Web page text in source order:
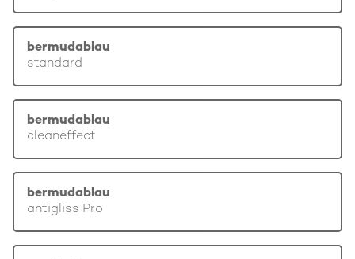
bermudablau
standard
bermudablau
cleaneffect
bermudablau
antigliss Pro